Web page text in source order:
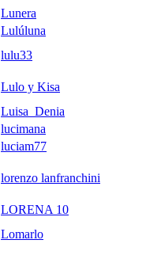
Lunera
Lulúluna
lulu33
Lulo y Kisa
Luisa_Denia
lucimana
luciam77
lorenzo lanfranchini
LORENA 10
Lomarlo